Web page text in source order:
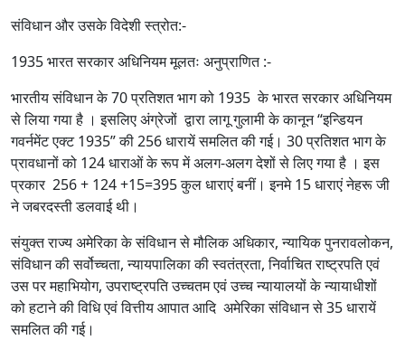
संविधान और उसके विदेशी स्त्रोत:-
1935 भारत सरकार अधिनियम मूलतः अनुप्राणित :-
भारतीय संविधान के 70 प्रतिशत भाग को 1935 के भारत सरकार अधिनियम
से लिया गया है । इसलिए अंग्रेजों द्वारा लागू गुलामी के कानून “इन्डियन
गवर्नमेंट एक्ट 1935” की 256 धारायें समलित की गई। 30 प्रतिशत भाग के
प्रावधानों को 124 धाराओं के रूप में अलग-अलग देशों से लिए गया है । इस
प्रकार 256 + 124 +15=395 कुल धाराएं बनीं। इनमे 15 धाराएं नेहरू जी
ने जबरदस्ती डलवाई थी।
संयुक्त राज्य अमेरिका के संविधान से मौलिक अधिकार, न्यायिक पुनरावलोकन,
संविधान की सर्वोच्चता, न्यायपालिका की स्वतंत्रता, निर्वाचित राष्ट्रपति एवं
उस पर महाभियोग, उपराष्ट्रपति उच्चतम एवं उच्च न्यायालयों के न्यायाधीशों
को हटाने की विधि एवं वित्तीय आपात आदि अमेरिका संविधान से 35 धारायें
समलित की गई।